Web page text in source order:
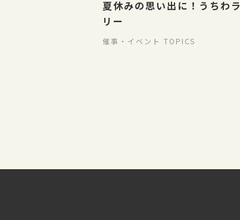
夏休みの思い出に！うちわラ
リー
催事・イベント TOPICS